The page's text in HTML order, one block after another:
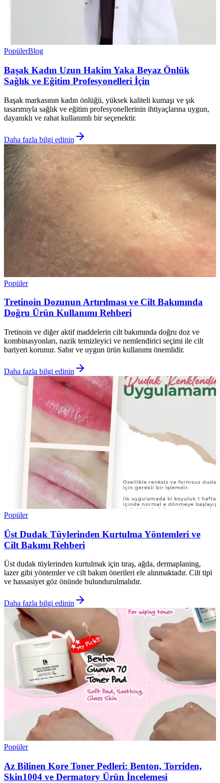
PopülerBlog
Başak Kadın Uzun Hakim Yaka Beyaz Önlük
Sağlık ve Eğitim Profesyonelleri İçin
Başak markasının kadın önlüğü, yüksek kaliteli kumaşı ve şık
tasarımıyla sağlık ve eğitim profesyonellerinin ihtiyaçlarına uygun,
dayanıklı ve rahat kullanımlı bir seçenektir.
Daha fazla bilgi edinin
Popüler
Tretinoin Dozunun Artırılması ve Cilt Bakımında
Doğru Ürün Kullanımı Rehberi
Tretinoin ve diğer aktif maddelerin cilt bakımında doğru doz ve
kombinasyonları, nazik temizleyici ve nemlendirici seçimi ile cilt
bariyeri korunur. Sabır ve uygun ürün kullanımı önemlidir.
Daha fazla bilgi edinin
Popüler
Üst Dudak Tüylerinden Kurtulma Yöntemleri ve
Cilt Bakımı Rehberi
Üst dudak tüylerinden kurtulmak için tıraş, ağda, dermaplaning,
lazer gibi yöntemler ve cilt bakım önerileri ele alınmaktadır. Cilt tipi
ve hassasiyet göz önünde bulundurulmalıdır.
Daha fazla bilgi edinin
Popüler
Az Bilinen Kore Toner Pedleri: Benton, Torriden,
Skin1004 ve Dermatory Ürün İncelemesi